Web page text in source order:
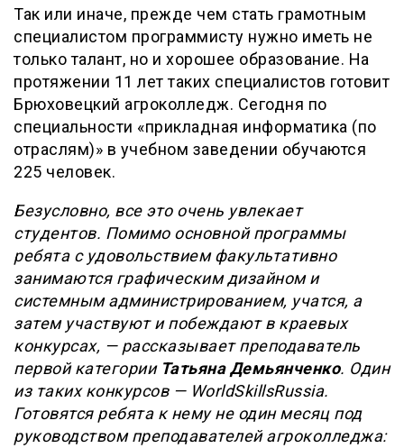
Так или иначе, прежде чем стать грамотным
специалистом программисту нужно иметь не
только талант, но и хорошее образование. На
протяжении 11 лет таких специалистов готовит
Брюховецкий агроколледж. Сегодня по
специальности «прикладная информатика (по
отраслям)» в учебном заведении обучаются
225 человек.
Безусловно, все это очень увлекает
студентов. Помимо основной программы
ребята с удовольствием факультативно
занимаются графическим дизайном и
системным администрированием, учатся, а
затем участвуют и побеждают в краевых
конкурсах, — рассказывает преподаватель
первой категории Татьяна Демьянченко. Один
из таких конкурсов — WorldSkillsRussia.
Готовятся ребята к нему не один месяц под
руководством преподавателей агроколледжа: